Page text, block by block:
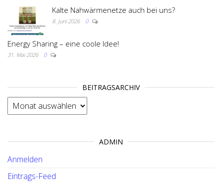
Kalte Nahwärmenetze auch bei uns?
8. Juni 2026 0
Energy Sharing – eine coole Idee!
31. Mai 2026 0
BEITRAGSARCHIV
BEITRAGSARCHIV
ADMIN
Anmelden
Eintrags-Feed